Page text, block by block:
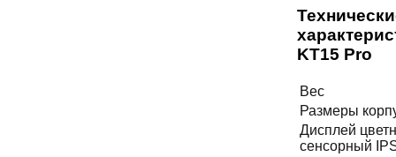
KT15 Pro
Вес
Размеры
Дисплей
сенсорный